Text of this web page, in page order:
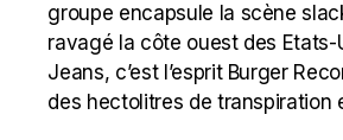
groupe encapsule la scène
ravagé la côte ouest des Etats-
Jeans, c’est l’esprit Burger
des hectolitres de transpiration